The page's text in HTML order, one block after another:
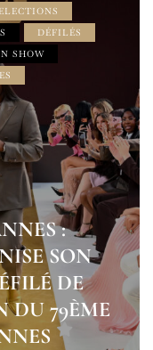
DÉFILÉS
SHOW
:
SON
DE
DU 79ÈME